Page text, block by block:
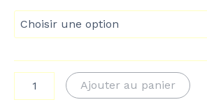
4,40 €
à
41,00 €
Ajouter au panier